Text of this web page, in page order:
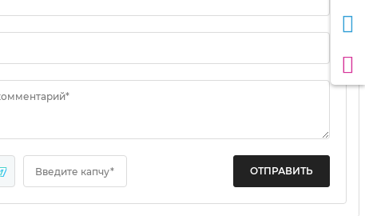
Введите капчу*